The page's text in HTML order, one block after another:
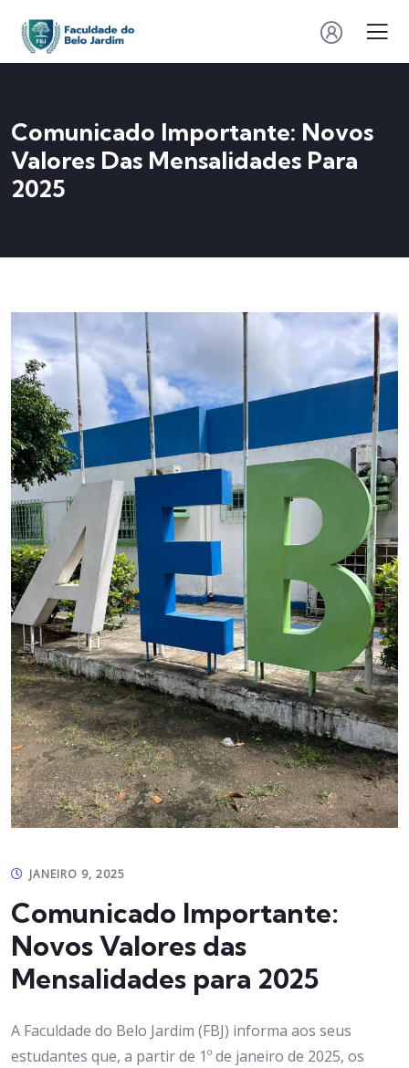
Comunicado Importante: Novos
Valores Das Mensalidades Para
2025
JANEIRO 9, 2025
Comunicado Importante:
Novos Valores das
Mensalidades para 2025
A Faculdade do Belo Jardim (FBJ) informa aos seus
estudantes que, a partir de 1º de janeiro de 2025, os